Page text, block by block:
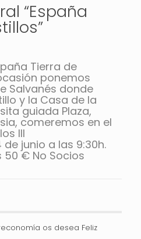
“España
Tierra de
ponemos
Salvanés donde
y la Casa de la
guiada Plaza,
comeremos en el
III
junio a las 9:30h.
50 € No Socios
os desea Feliz